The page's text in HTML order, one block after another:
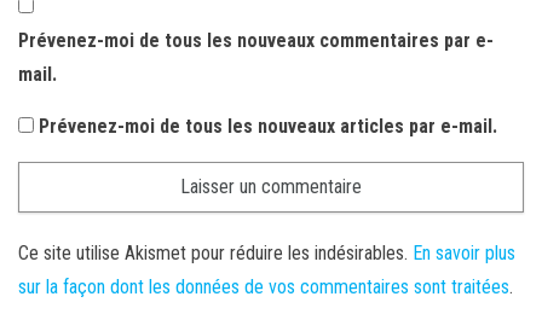
Prévenez-moi de tous les nouveaux commentaires par e-
mail.
Prévenez-moi de tous les nouveaux articles par e-mail.
Ce site utilise Akismet pour réduire les indésirables. En savoir plus
sur la façon dont les données de vos commentaires sont traitées.